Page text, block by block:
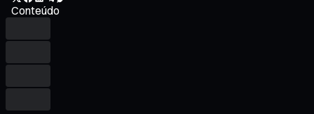
Conteúdo